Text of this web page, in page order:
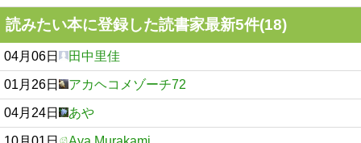
読みたい本に登録した読書家最新5件(18)
04月06日 田中里佳
01月26日 アカヘコメゾーチ72
04月24日 あや